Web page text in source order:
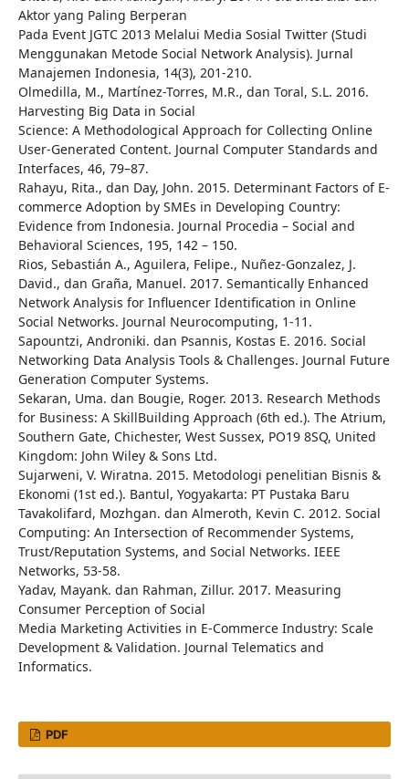
Aktor yang Paling Berperan
Pada Event JGTC 2013 Melalui Media Sosial Twitter (Studi
Menggunakan Metode Social Network Analysis). Jurnal
Manajemen Indonesia, 14(3), 201-210.
Olmedilla, M., Martínez-Torres, M.R., dan Toral, S.L. 2016.
Harvesting Big Data in Social
Science: A Methodological Approach for Collecting Online
User-Generated Content. Journal Computer Standards and
Interfaces, 46, 79–87.
Rahayu, Rita., dan Day, John. 2015. Determinant Factors of E-
commerce Adoption by SMEs in Developing Country:
Evidence from Indonesia. Journal Procedia – Social and
Behavioral Sciences, 195, 142 – 150.
Rios, Sebastián A., Aguilera, Felipe., Nuñez-Gonzalez, J.
David., dan Graña, Manuel. 2017. Semantically Enhanced
Network Analysis for Influencer Identification in Online
Social Networks. Journal Neurocomputing, 1-11.
Sapountzi, Androniki. dan Psannis, Kostas E. 2016. Social
Networking Data Analysis Tools & Challenges. Journal Future
Generation Computer Systems.
Sekaran, Uma. dan Bougie, Roger. 2013. Research Methods
for Business: A SkillBuilding Approach (6th ed.). The Atrium,
Southern Gate, Chichester, West Sussex, PO19 8SQ, United
Kingdom: John Wiley & Sons Ltd.
Sujarweni, V. Wiratna. 2015. Metodologi penelitian Bisnis &
Ekonomi (1st ed.). Bantul, Yogyakarta: PT Pustaka Baru
Tavakolifard, Mozhgan. dan Almeroth, Kevin C. 2012. Social
Computing: An Intersection of Recommender Systems,
Trust/Reputation Systems, and Social Networks. IEEE
Networks, 53-58.
Yadav, Mayank. dan Rahman, Zillur. 2017. Measuring
Consumer Perception of Social
Media Marketing Activities in E-Commerce Industry: Scale
Development & Validation. Journal Telematics and
Informatics.
PDF